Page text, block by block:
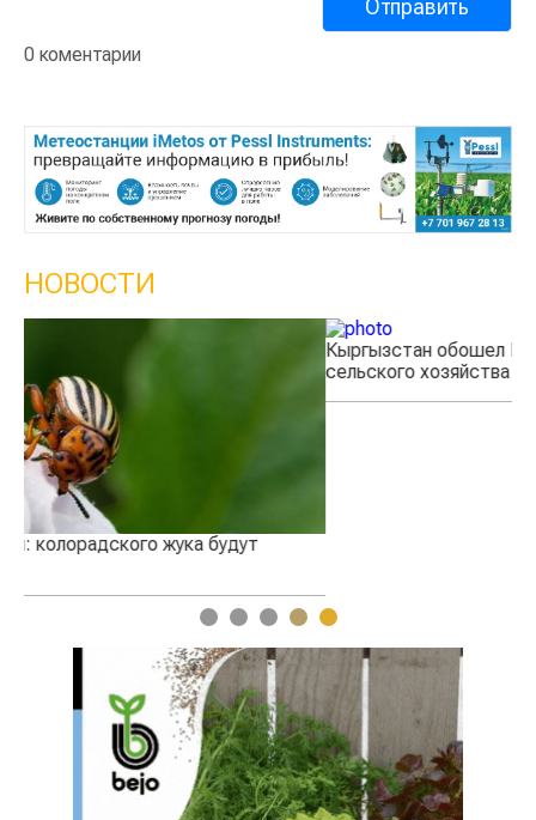
0 коментарии
НОВОСТИ
Кыргызстан обошел Казахстан по темпам роста
сельского хозяйства
1 2 3 4 5